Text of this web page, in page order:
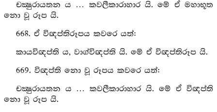
චක්‍ෂුරායතන ය … කවලීකාරාහාර යි. මේ ඒ මහාභූත
නො වූ රූප යි.
668. ඒ විඥප්තිරූපය කවරෙ යත්:
කායවිඥප්ති ය, වාග්විඥප්ති යි. මේ ඒ විඥප්තිරූප යි.
669. විඥප්ති නො වූ රූපය කවරෙ යත්:
චක්‍ෂුරායතන ය … කවලීකාරාහාර යි. මේ ඒ විඥප්ති
නො වූ රූප යි.